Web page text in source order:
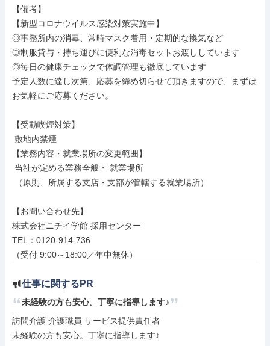
【備考】
【新型コロナウイルス感染対策実施中】
◎事務所内の消毒、常時マスク着用・定期的な換気など
◎制服貸与・持ち運びに便利な消毒セットお渡ししています
◎毎日の健康チェックで体調管理も徹底しています
予定人数に達し次第、応募を締め切らせて頂きますので、まずは
お気軽にご応募ください。
【受動喫煙対策】
【業務内容・就業場所の変更範囲】
【お問い合わせ先】
株式会社ニチイ学館 採用センター
TEL：0120-914-736
（受付 9:00～18:00／年中無休）
仕事に関するPR
未経験の方も安心。丁寧に指導します♪
訪問介護 介護職員 サービス提供責任者
未経験の方も安心。丁寧に指導します♪